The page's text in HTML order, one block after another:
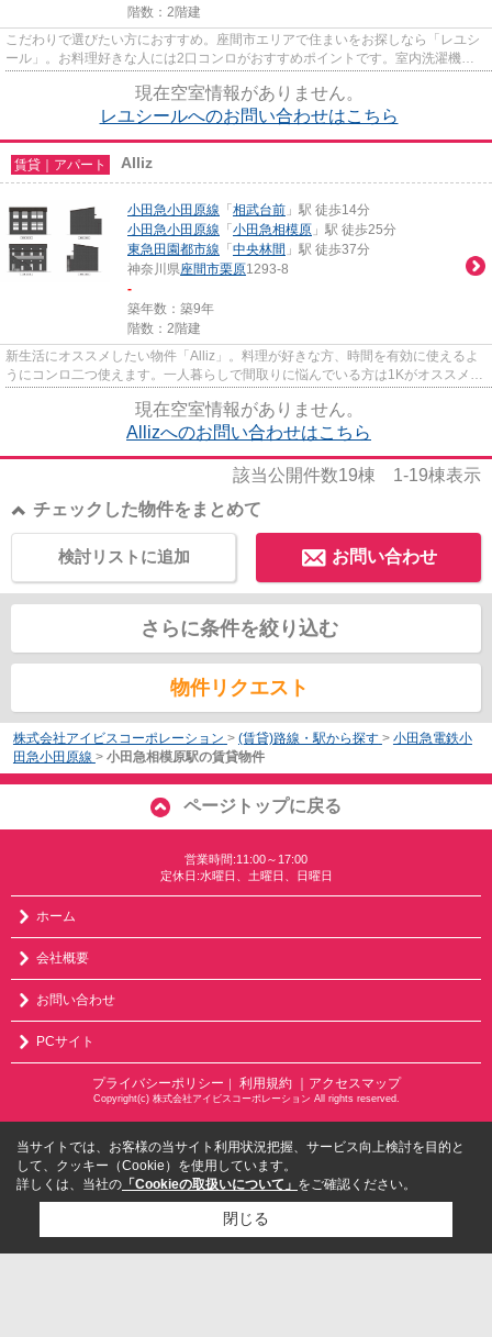
階数：2階建
こだわりで選びたい方におすすめ。座間市エリアで住まいをお探しなら「レユシ
ール」。お料理好きな人には2口コンロがおすすめポイントです。室内洗濯機ス
現在空室情報がありません。
レユシールへのお問い合わせはこちら
賃貸｜アパート Alliz
小田急小田原線 「 相武台前 」駅 徒歩14分
小田急小田原線 「 小田急相模原 」駅 徒歩25分
東急田園都市線 「 中央林間 」駅 徒歩37分
神奈川県座間市栗原1293-8
-
築年数：築9年
階数：2階建
新生活にオススメしたい物件「Alliz」。料理が好きな方、時間を有効に使えるよ
うにコンロ二つ使えます。一人暮らしで間取りに悩んでいる方は1Kがオススメで
現在空室情報がありません。
Allizへのお問い合わせはこちら
該当公開件数19棟 1-19棟表示
チェックした物件をまとめて
お問い合わせ
検討リストに追加
さらに条件を絞り込む
物件リクエスト
株式会社アイビスコーポレーション > (賃貸)路線・駅から探す > 小田急電鉄小
田急小田原線 > 小田急相模原駅の賃貸物件
ページトップに戻る
営業時間:11:00～17:00
定休日:水曜日、土曜日、日曜日
ホーム
会社概要
お問い合わせ
PCサイト
プライバシーポリシー ｜ 利用規約 ｜アクセスマップ
Copyright(c) 株式会社アイビスコーポレーション All rights reserved.
当サイトでは、お客様の当サイト利用状況把握、サービス向上検討を目的と
して、クッキー（Cookie）を使用しています。
詳しくは、当社の 「Cookieの取扱いについて」 をご確認ください。
閉じる